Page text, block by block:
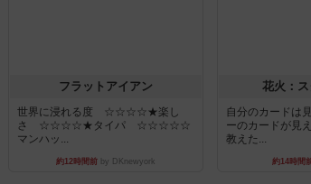
フラットアイアン
世界に浸れる度 ☆☆☆☆★楽し
さ ☆☆☆☆★タイパ ☆☆☆☆☆
マンハッ...
約12時間前 by DKnewyork
花火：
自分のカードは
ーのカードが見
教えた...
約14時間